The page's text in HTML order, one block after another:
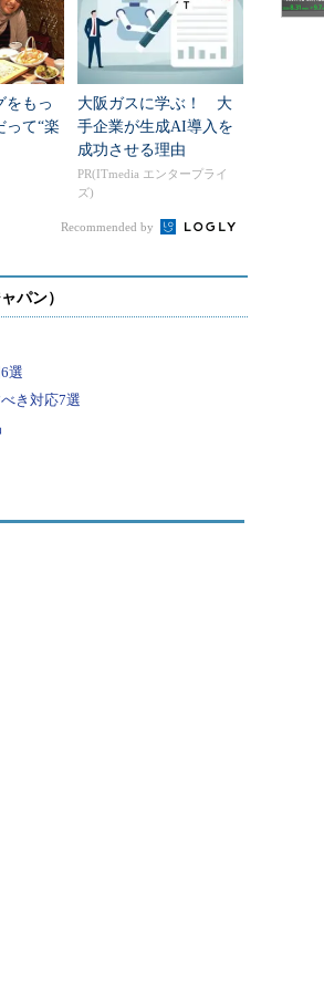
開発スタジオがきちんと
題が起きる前に問題になる
探していくプロセスは面白
ームもどんどん良くなって
ると思うんです。新しい
をもっ
って“楽
大阪ガスに学ぶ！ 大
手企業が生成AI導入を
成功させる理由
PR(ITmedia エンタープライ
ズ)
Recommended by